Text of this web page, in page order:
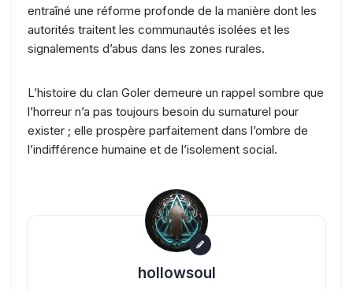
entraîné une réforme profonde de la manière dont les
autorités traitent les communautés isolées et les
signalements d’abus dans les zones rurales.
L’histoire du clan Goler demeure un rappel sombre que
l’horreur n’a pas toujours besoin du surnaturel pour
exister ; elle prospère parfaitement dans l’ombre de
l’indifférence humaine et de l’isolement social.
hollowsoul